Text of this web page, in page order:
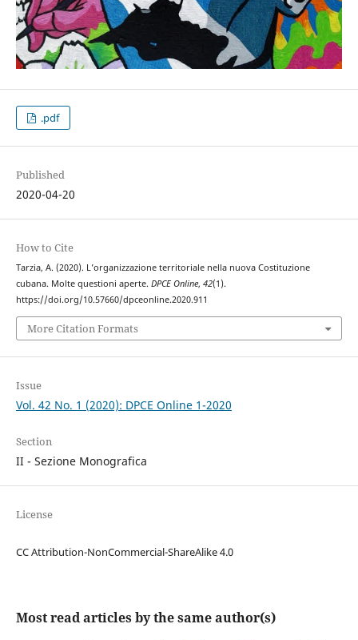
.pdf
Published
2020-04-20
How to Cite
Tarzia, A. (2020). L’organizzazione territoriale nella nuova Costituzione
cubana. Molte questioni aperte. DPCE Online, 42(1).
https://doi.org/10.57660/dpceonline.2020.911
More Citation Formats
Issue
Vol. 42 No. 1 (2020): DPCE Online 1-2020
Section
II - Sezione Monografica
License
CC Attribution-NonCommercial-ShareAlike 4.0
Most read articles by the same author(s)